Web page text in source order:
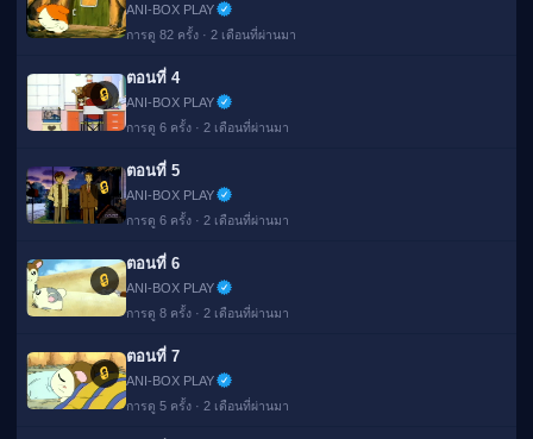
ANI-BOX PLAY
การดู 82 ครั้ง · 2 เดือนที่ผ่านมา
🔒
ตอนที่ 4
ANI-BOX PLAY
การดู 6 ครั้ง · 2 เดือนที่ผ่านมา
🔒
ตอนที่ 5
ANI-BOX PLAY
การดู 6 ครั้ง · 2 เดือนที่ผ่านมา
🔒
ตอนที่ 6
ANI-BOX PLAY
การดู 8 ครั้ง · 2 เดือนที่ผ่านมา
🔒
ตอนที่ 7
ANI-BOX PLAY
การดู 5 ครั้ง · 2 เดือนที่ผ่านมา